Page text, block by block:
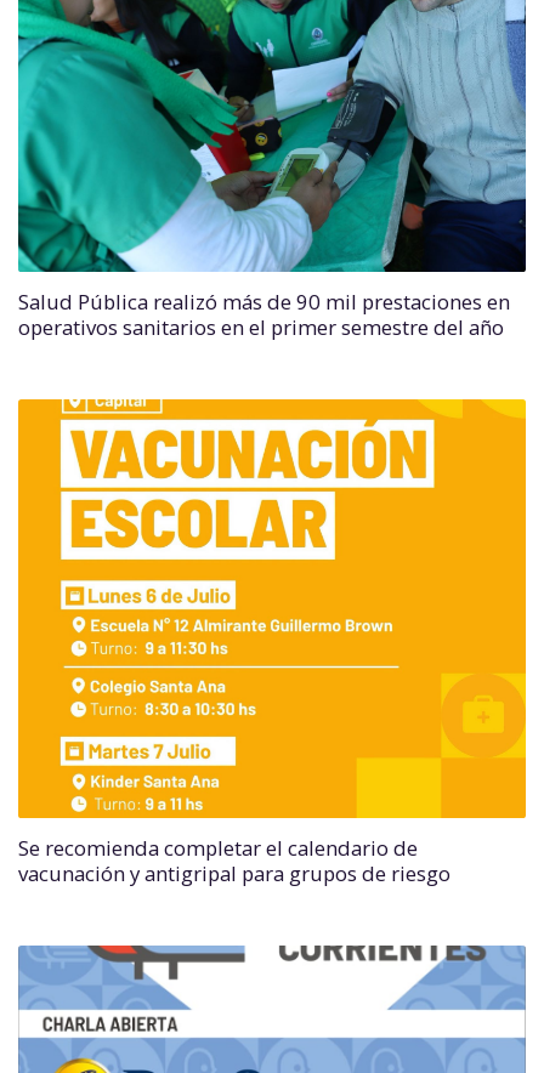
Salud Pública realizó más de 90 mil prestaciones en
operativos sanitarios en el primer semestre del año
Se recomienda completar el calendario de
vacunación y antigripal para grupos de riesgo